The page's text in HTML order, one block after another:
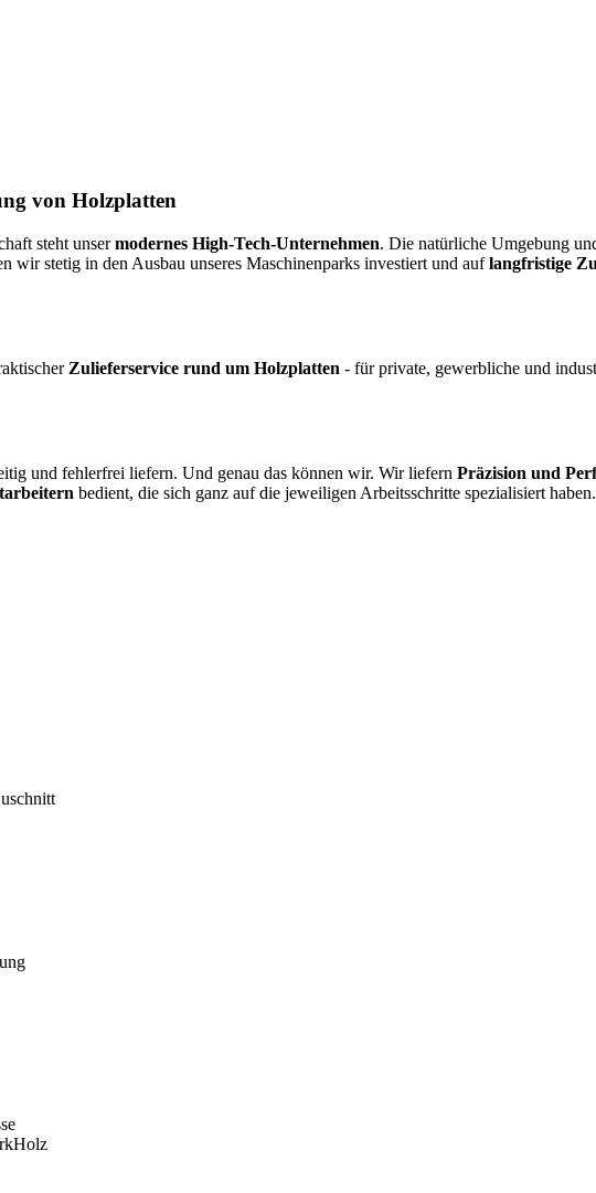
von Holzplatten
steht unsermodernes High-Tech-Unternehmen. Die natürliche Umgebung
wir stetig in den Ausbau unseres Maschinenparks investiert und auflangfristige
Zulieferservice rund um Holzplatten - für private, gewerbliche und
und fehlerfrei liefern. Und genau das können wir. Wir liefern Präzision und
bedient, die sich ganz auf die jeweiligen Arbeitsschritte spezialisiert haben.